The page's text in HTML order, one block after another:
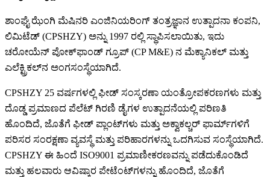
ಶಾಂಘೈ ಝೆಂಗಿ ಮೆಷಿನರಿ ಎಂಜಿನಿಯರಿಂಗ್ ತಂತ್ರಜ್ಞಾನ ಉತ್ಪಾದನಾ ಕಂಪನಿ,
ಲಿಮಿಟೆಡ್ (CPSHZY) ಅನ್ನು 1997 ರಲ್ಲಿ ಸ್ಥಾಪಿಸಲಾಯಿತು, ಇದು
ಚರೋಯೆನ್ ಪೋಕ್‌ಫಾಂಡ್ ಗ್ರೂಪ್ (CP M&E) ನ ಮೆಕ್ಯಾನಿಕಲ್ ಮತ್ತು
ಎಲೆಕ್ಟ್ರಿಕಲ್‌ನ ಅಂಗಸಂಸ್ಥೆಯಾಗಿದೆ.
CPSHZY 25 ವರ್ಷಗಳಲ್ಲಿ ಫೀಡ್ ಸಂಸ್ಕರಣಾ ಯಂತ್ರೋಪಕರಣಗಳು ಮತ್ತು
ದೊಡ್ಡ ಪ್ರಮಾಣದ ಪೆಲೆಟ್ ಗಿರಣಿ ಡೈಗಳ ಉತ್ಪಾದನೆಯಲ್ಲಿ ಪರಿಣತಿ
ಹೊಂದಿದೆ, ಜೊತೆಗೆ ಫೀಡ್ ಪ್ಲಾಂಟ್‌ಗಳು ಮತ್ತು ಅಕ್ವಾಕಲ್ಚರ್ ಫಾರ್ಮ್‌ಗಳಿಗೆ
ಪರಿಸರ ಸಂರಕ್ಷಣಾ ವ್ಯವಸ್ಥೆ ಮತ್ತು ಪರಿಹಾರಗಳನ್ನು ಒದಗಿಸುವ ಸಂಸ್ಥೆಯಾಗಿದೆ.
CPSHZY ಈ ಹಿಂದೆ ISO9001 ಪ್ರಮಾಣೀಕರಣವನ್ನು ಪಡೆದುಕೊಂಡಿದೆ
ಮತ್ತು ಹಲವಾರು ಆವಿಷ್ಕಾರ ಪೇಟೆಂಟ್‌ಗಳನ್ನು ಹೊಂದಿದೆ, ಜೊತೆಗೆ